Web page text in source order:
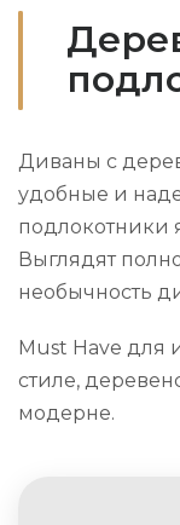
Диваны с
удобные и
подлокотники
Выглядят
необычность
Must Have для
стиле,
модерне.